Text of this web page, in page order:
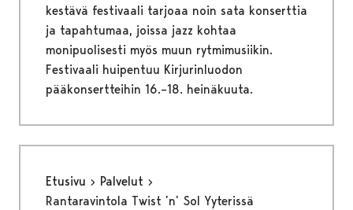
kestävä festivaali tarjoaa noin sata konserttia
ja tapahtumaa, joissa jazz kohtaa
monipuolisesti myös muun rytmimusiikin.
Festivaali huipentuu Kirjurinluodon
pääkonsertteihin 16.–18. heinäkuuta.
Etusivu
Palvelut
Rantaravintola Twist ’n’ Sol Yyterissä